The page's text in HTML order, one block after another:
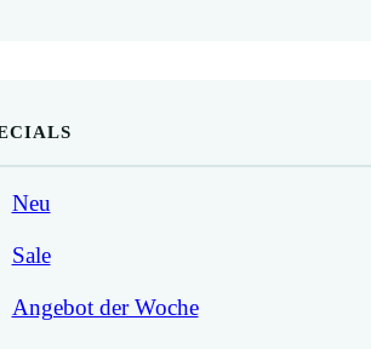
Neu
Sale
Angebot der Woche